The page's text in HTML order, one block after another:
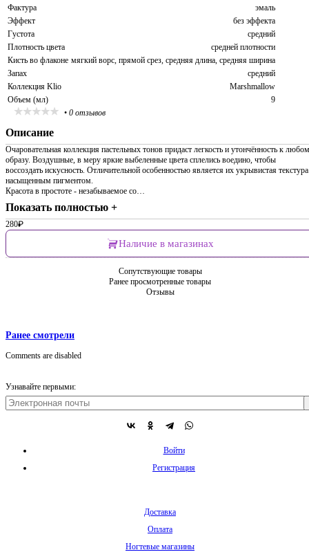
Фактура
эмаль
Эффект
без эффекта
Густота
средний
Плотность цвета
средней плотности
Кисть во флаконе мягкий ворс, прямой срез, средняя длина, средняя ширина
Запах
средний
Коллекция Klio
Marshmallow
Объем (мл)
9
• 0 отзывов
Описание
Очаровательная коллекция пастельных тонов придаст легкость и утончённость к
образу. Воздушные, в меру яркие выбеленные цвета сплелись воедино, чтобы
воссоздать искусность. Отличительной особенностью является их укрывистая
насыщенным пигментом.
Красота в простоте - незабываемое со…
Показать полностью +
280₽
Наличие в магазинах
Сопутствующие товары
Ранее просмотренные товары
Отзывы
Ранее смотрели
Comments are disabled
Узнавайте первыми:
Войти
Регистрация
Доставка
Оплата
Ногтевые магазины